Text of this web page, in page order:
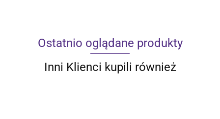
Ostatnio oglądane produkty
Inni Klienci kupili również